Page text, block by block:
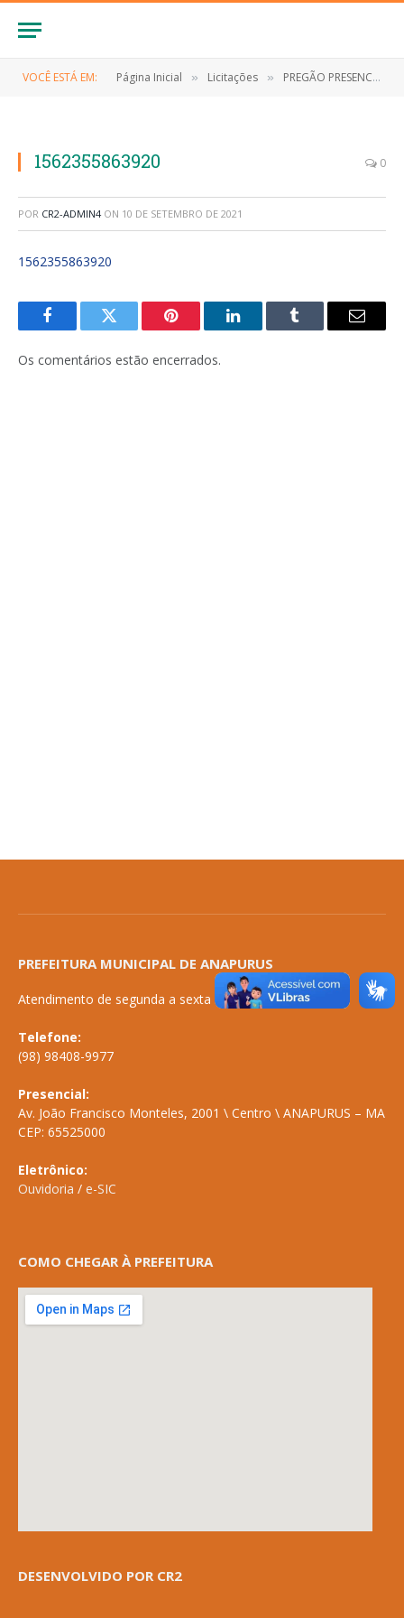
VOCÊ ESTÁ EM: Página Inicial » Licitações » PREGÃO PRESENCIAL Nº 016/2019 (CONTRATAÇÃO DE EMPRESA PARA SERVIÇOS DE OGANIZAÇÃO DAS FESTIVIDADES DO SÃO JOÃO 2019)
1562355863920 0
POR CR2-ADMIN4 ON 10 DE SETEMBRO DE 2021
1562355863920
FacebookTwitter Pinterest LinkedInTumblr
E-
Os comentários estão encerrados.
PREFEITURA MUNICIPAL DE ANAPURUS
Atendimento de segunda a sexta de 08:00 às 14:00
Telefone:
(98) 98408-9977
Presencial:
Av. João Francisco Monteles, 2001 \ Centro \ ANAPURUS – MA
CEP: 65525000
Eletrônico:
Ouvidoria / e-SIC
COMO CHEGAR À PREFEITURA
DESENVOLVIDO POR CR2